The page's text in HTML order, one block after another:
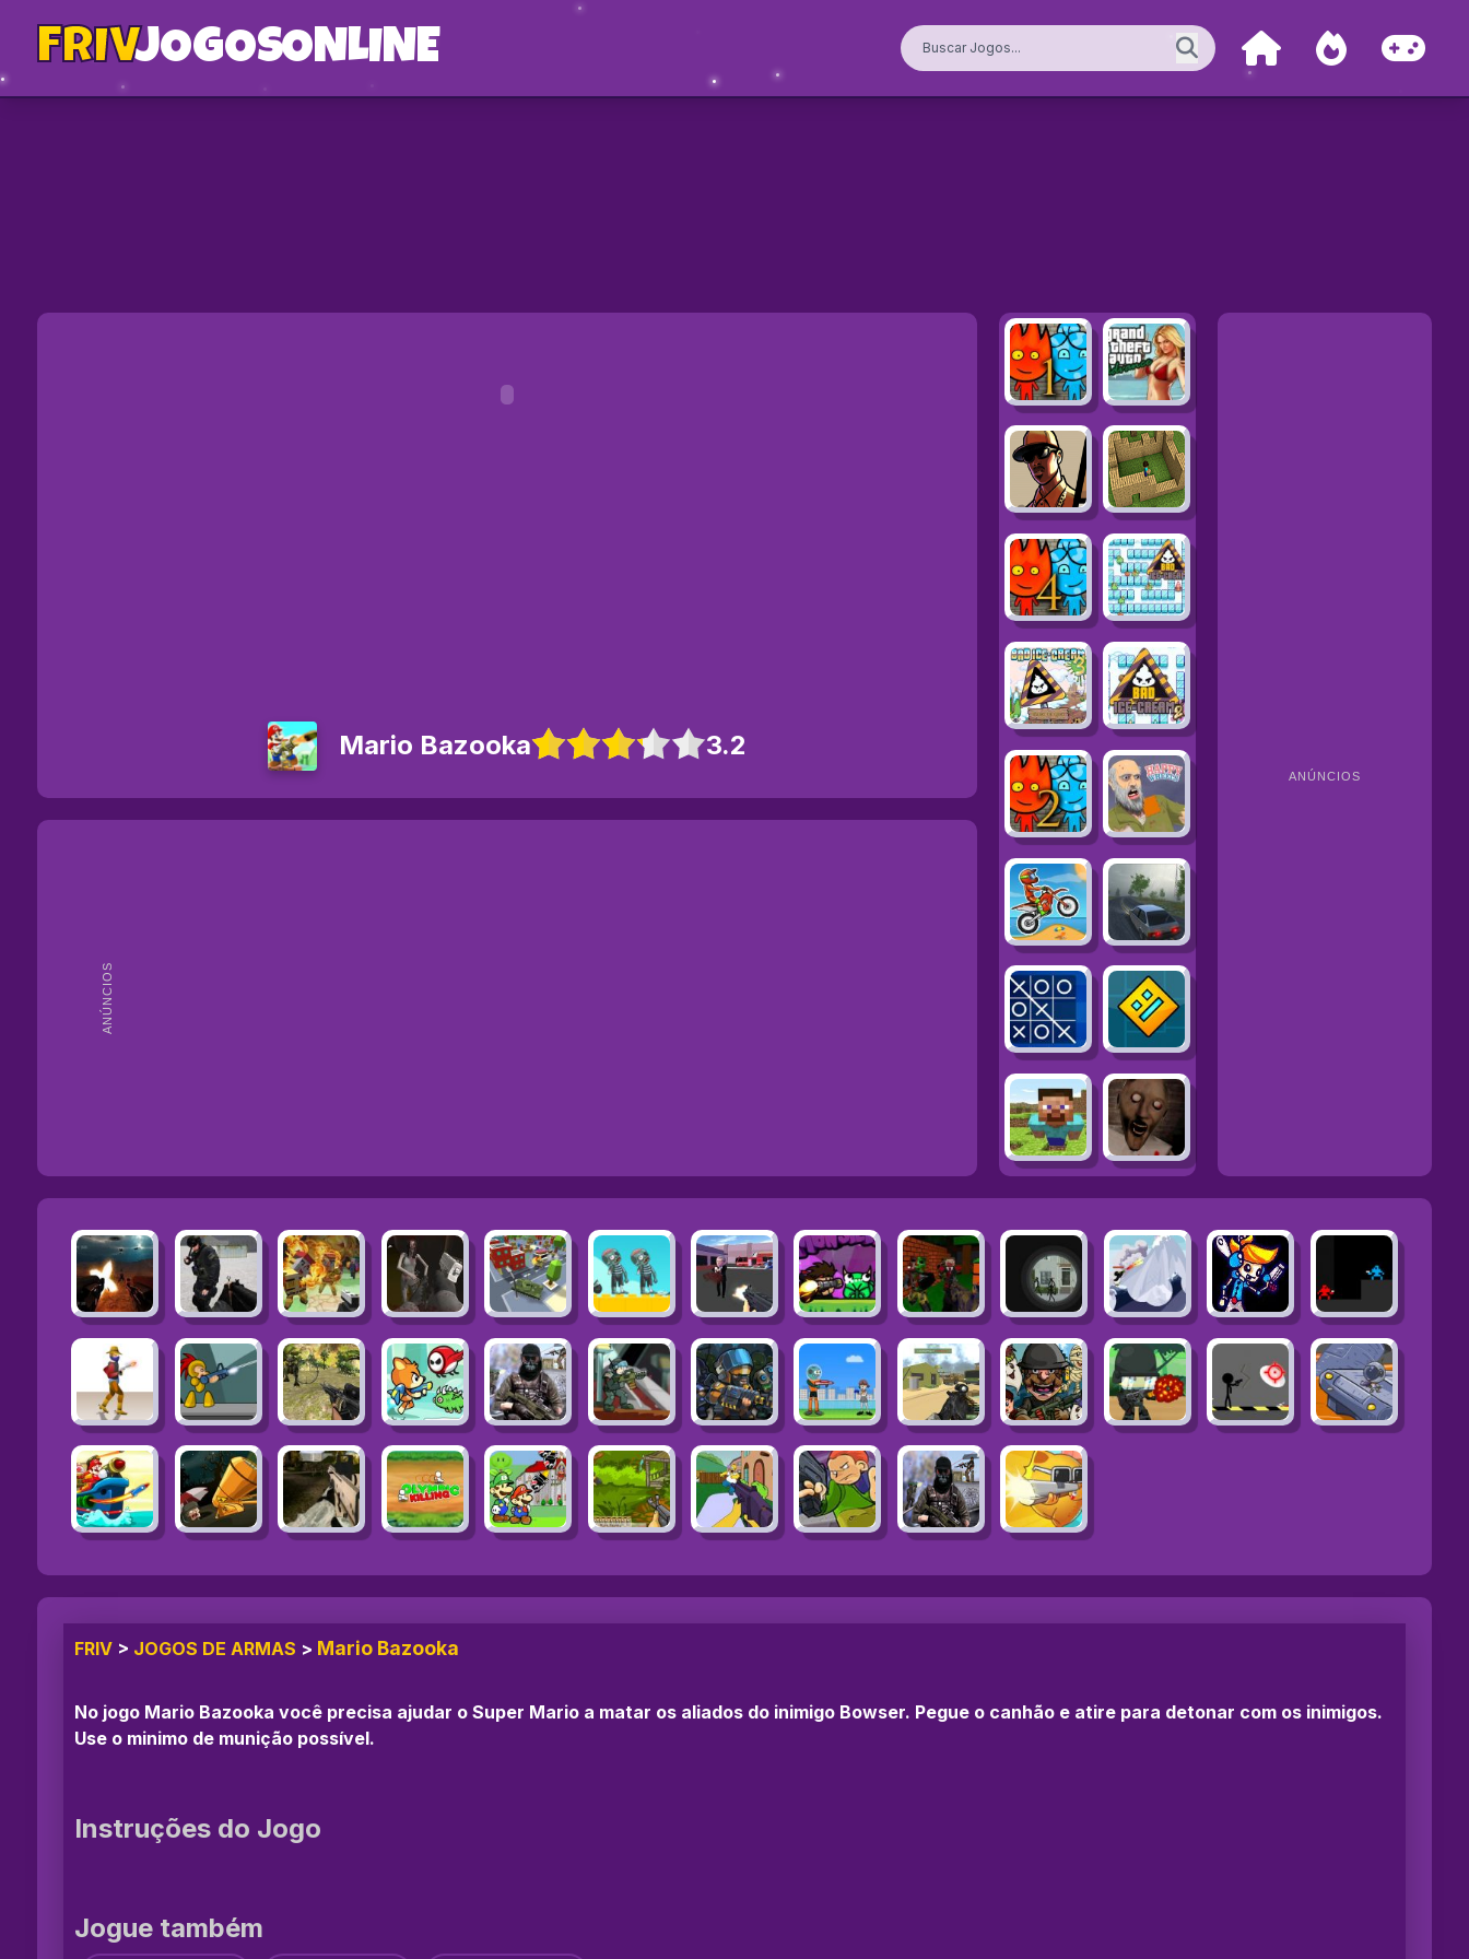
FRIVJOGOSONLINE
ANÚNCIOS
Mario Bazooka 3.2
ANÚNCIOS
FRIV > JOGOS DE ARMAS > Mario Bazooka
No jogo Mario Bazooka você precisa ajudar o Super Mario a matar os aliados do inimigo Bowser. Pegue o canhão e atire para detonar com os inimigos.
Use o minimo de munição possível.
Instruções do Jogo
Jogue também